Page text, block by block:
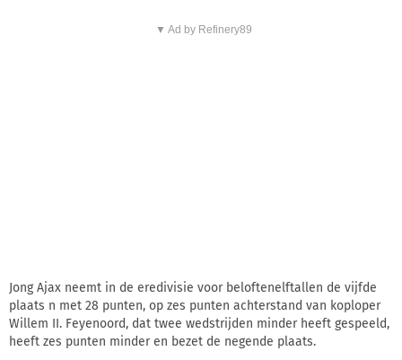
▼ Ad by Refinery89
Jong Ajax neemt in de eredivisie voor beloftenelftallen de vijfde
plaats n met 28 punten, op zes punten achterstand van koploper
Willem II. Feyenoord, dat twee wedstrijden minder heeft gespeeld,
heeft zes punten minder en bezet de negende plaats.